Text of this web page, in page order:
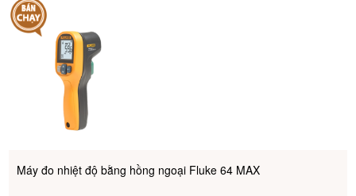
Máy đo nhiệt độ bằng hồng ngoại Fluke 64 MAX